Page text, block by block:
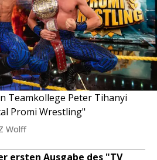
Teamkollege Peter Tihanyi
Promi Wrestling"
Wolff
ersten Ausgabe des "TV